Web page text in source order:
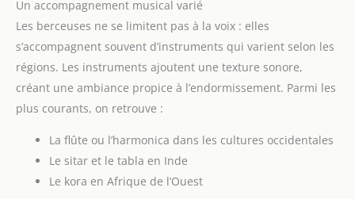
Un accompagnement musical varié
Les berceuses ne se limitent pas à la voix : elles
s’accompagnent souvent d’instruments qui varient selon les
régions. Les instruments ajoutent une texture sonore,
créant une ambiance propice à l’endormissement. Parmi les
plus courants, on retrouve :
La flûte ou l’harmonica dans les cultures occidentales
Le sitar et le tabla en Inde
Le kora en Afrique de l’Ouest